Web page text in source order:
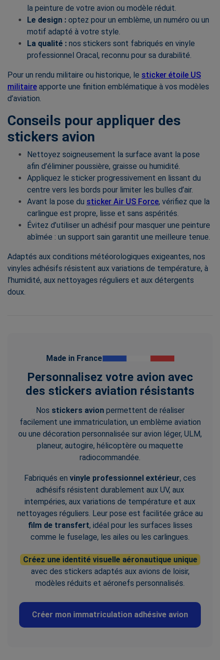
la peinture de votre avion ou modèle réduit.
Le design : optez pour un emblème, un numéro ou un
motif adapté à votre style.
La qualité : nos stickers sont fabriqués en vinyle
professionnel Oracal, reconnu pour sa durabilité.
Pour un rendu militaire ou historique, le sticker étoile US
militaire apporte une finition emblématique à vos modèles
d’aviation.
Conseils pour appliquer des
stickers avion
Nettoyez soigneusement la surface avant la pose
afin d’éliminer poussière, graisse ou humidité.
Appliquez le sticker progressivement en lissant du
centre vers les bords pour limiter les bulles d’air.
Avant la pose du sticker Air US Force, vérifiez que la
carlingue est propre, lisse et sans aspérités.
Évitez d’utiliser un adhésif pour masquer une peinture
abîmée : un support sain garantit une meilleure tenue.
Adaptés aux conditions météorologiques exigeantes, nos
vinyles adhésifs résistent aux variations de température, à
l’humidité, aux nettoyages réguliers et aux détergents
doux.
Made in France
Personnalisez votre avion avec
des stickers aviation résistants
Nos stickers avionpermettent de réaliser
facilement une immatriculation, un emblème aviation
ou une décoration personnalisée sur avion léger, ULM,
planeur, autogire, hélicoptère ou maquette
radiocommandée.
Fabriqués en vinyle professionnel extérieur, ces
adhésifs résistent durablement aux UV, aux
intempéries, aux variations de température et aux
nettoyages réguliers. Leur pose est facilitée grâce au
film de transfert, idéal pour les surfaces lisses
comme le fuselage, les ailes ou les carlingues.
Créez une identité visuelle aéronautique unique
avec des stickers adaptés aux avions de loisir,
modèles réduits et aéronefs personnalisés.
Créer mon immatriculation adhésive avion